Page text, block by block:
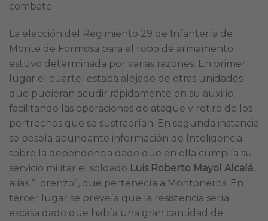
combate.
La elección del Regimiento 29 de Infantería de
Monte de Formosa para el robo de armamento
estuvo determinada por varias razones. En primer
lugar el cuartel estaba alejado de otras unidades
que pudieran acudir rápidamente en su auxilio,
facilitando las operaciones de ataque y retiro de los
pertrechos que se sustraerían. En segunda instancia
se poseía abundante información de Inteligencia
sobre la dependencia dado que en ella cumplía su
servicio militar el soldado Luis Roberto Mayol Alcalá,
alias “Lorenzo”, que pertenecía a Montoneros. En
tercer lugar se preveía que la resistencia sería
escasa dado que había una gran cantidad de